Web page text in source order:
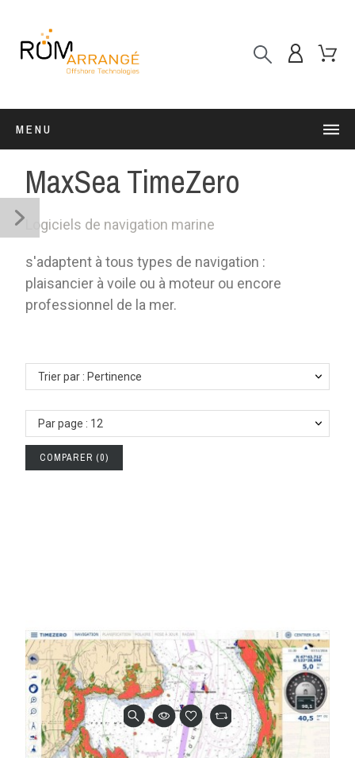
MENU
MaxSea TimeZero
Logiciels de navigation marine
s'adaptent à tous types de navigation :
plaisancier à voile ou à moteur ou encore
professionnel de la mer.
Trier par : Pertinence
COMPARER (0)
Par page : 12